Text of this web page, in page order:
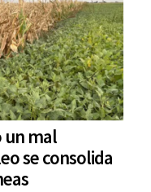
un mal
se consolida